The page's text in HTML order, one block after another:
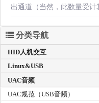
出通道（当然，此数量受
分类导航
HID人机交互
Linux&USB
UAC音频
UAC规范（USB音频）